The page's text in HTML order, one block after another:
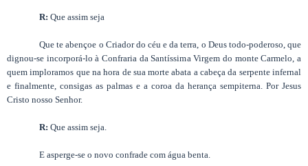
R: Que assim seja
Que te abençoe o Criador do céu e da terra, o Deus todo-poderoso, que
dignou-se incorporá-lo à Confraria da Santíssima Virgem do monte Carmelo, a
quem imploramos que na hora de sua morte abata a cabeça da serpente infernal
e finalmente, consigas as palmas e a coroa da herança sempiterna. Por Jesus
Cristo nosso Senhor.
R: Que assim seja.
E asperge-se o novo confrade com água benta.